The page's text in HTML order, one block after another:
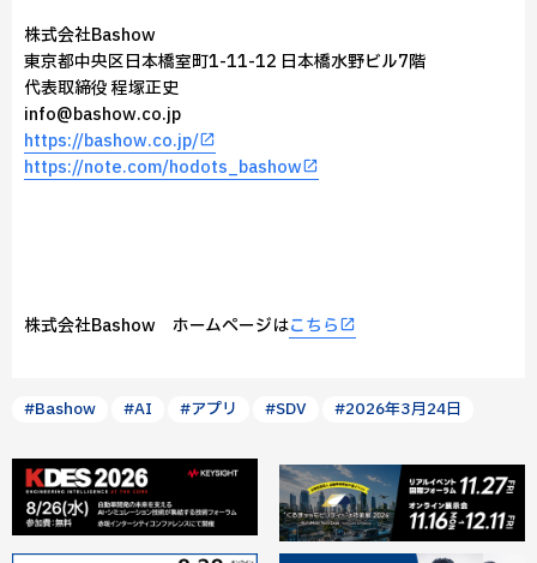
株式会社Bashow
東京都中央区日本橋室町1-11-12 日本橋水野ビル7階
代表取締役 程塚正史
info@bashow.co.jp
https://bashow.co.jp/
https://note.com/hodots_bashow
株式会社Bashow ホームページはこちら
#Bashow #AI #アプリ #SDV #2026年3月24日